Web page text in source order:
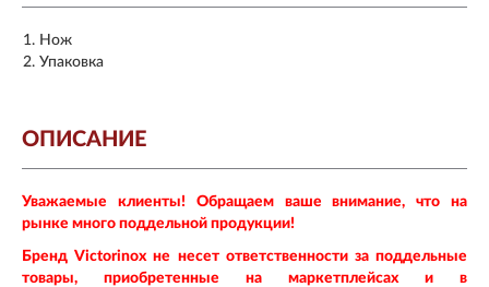
Нож
Упаковка
ОПИСАНИЕ
Уважаемые клиенты! Обращаем ваше внимание, что на
рынке много поддельной продукции!
Бренд Victorinox не несет ответственности за поддельные
товары, приобретенные на маркетплейсах и в